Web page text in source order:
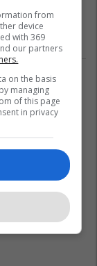
më i
2025
-
të dielë
from
device
with 369
our partners
on the basis
managing
of this page
in privacy